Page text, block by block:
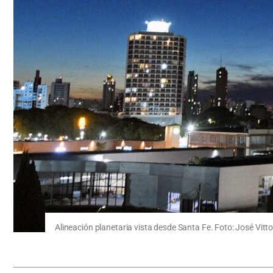
Alineación planetaria vista desde Santa Fe. Foto: José